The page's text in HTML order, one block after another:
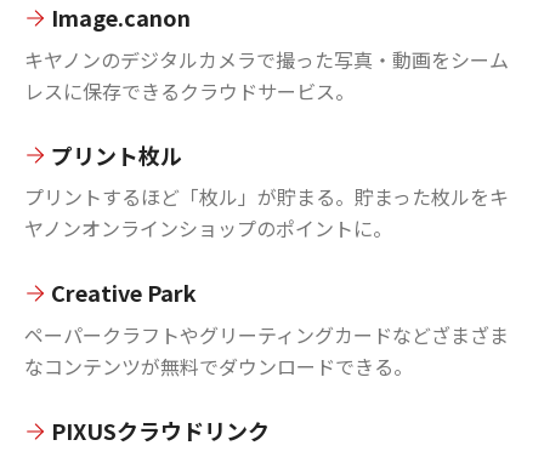
Image.canon
キヤノンのデジタルカメラで撮った写真・動画をシーム
レスに保存できるクラウドサービス。
プリント枚ル
プリントするほど「枚ル」が貯まる。貯まった枚ルをキ
ヤノンオンラインショップのポイントに。
Creative Park
ペーパークラフトやグリーティングカードなどざまざま
なコンテンツが無料でダウンロードできる。
PIXUSクラウドリンク